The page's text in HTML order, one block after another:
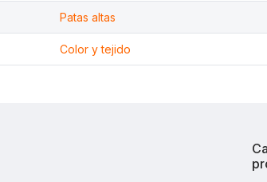
Patas altas
Color y tejido